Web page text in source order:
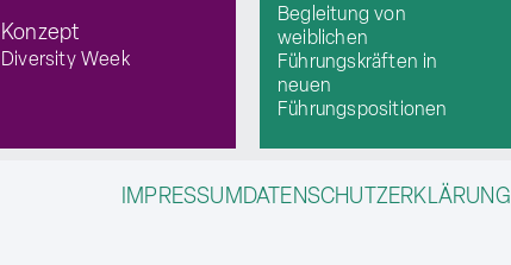
Konzept
Diversity Week
Begleitung von
weiblichen
Führungskräften in
neuen
Führungspositionen
IMPRESSUMDATENSCHUTZERKLÄRUNG